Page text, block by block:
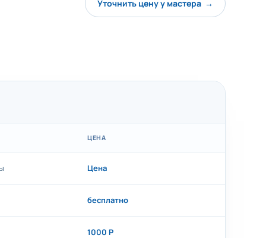
Уточнить цену у мастера →
ЦЕНА
Цена
бесплатно
1000 Р